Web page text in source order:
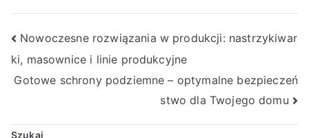
Nawigacja
wpisu
Nowoczesne rozwiązania w produkcji: nastrzykiwar
ki, masownice i linie produkcyjne
Gotowe schrony podziemne – optymalne bezpieczeń
stwo dla Twojego domu
Szukaj